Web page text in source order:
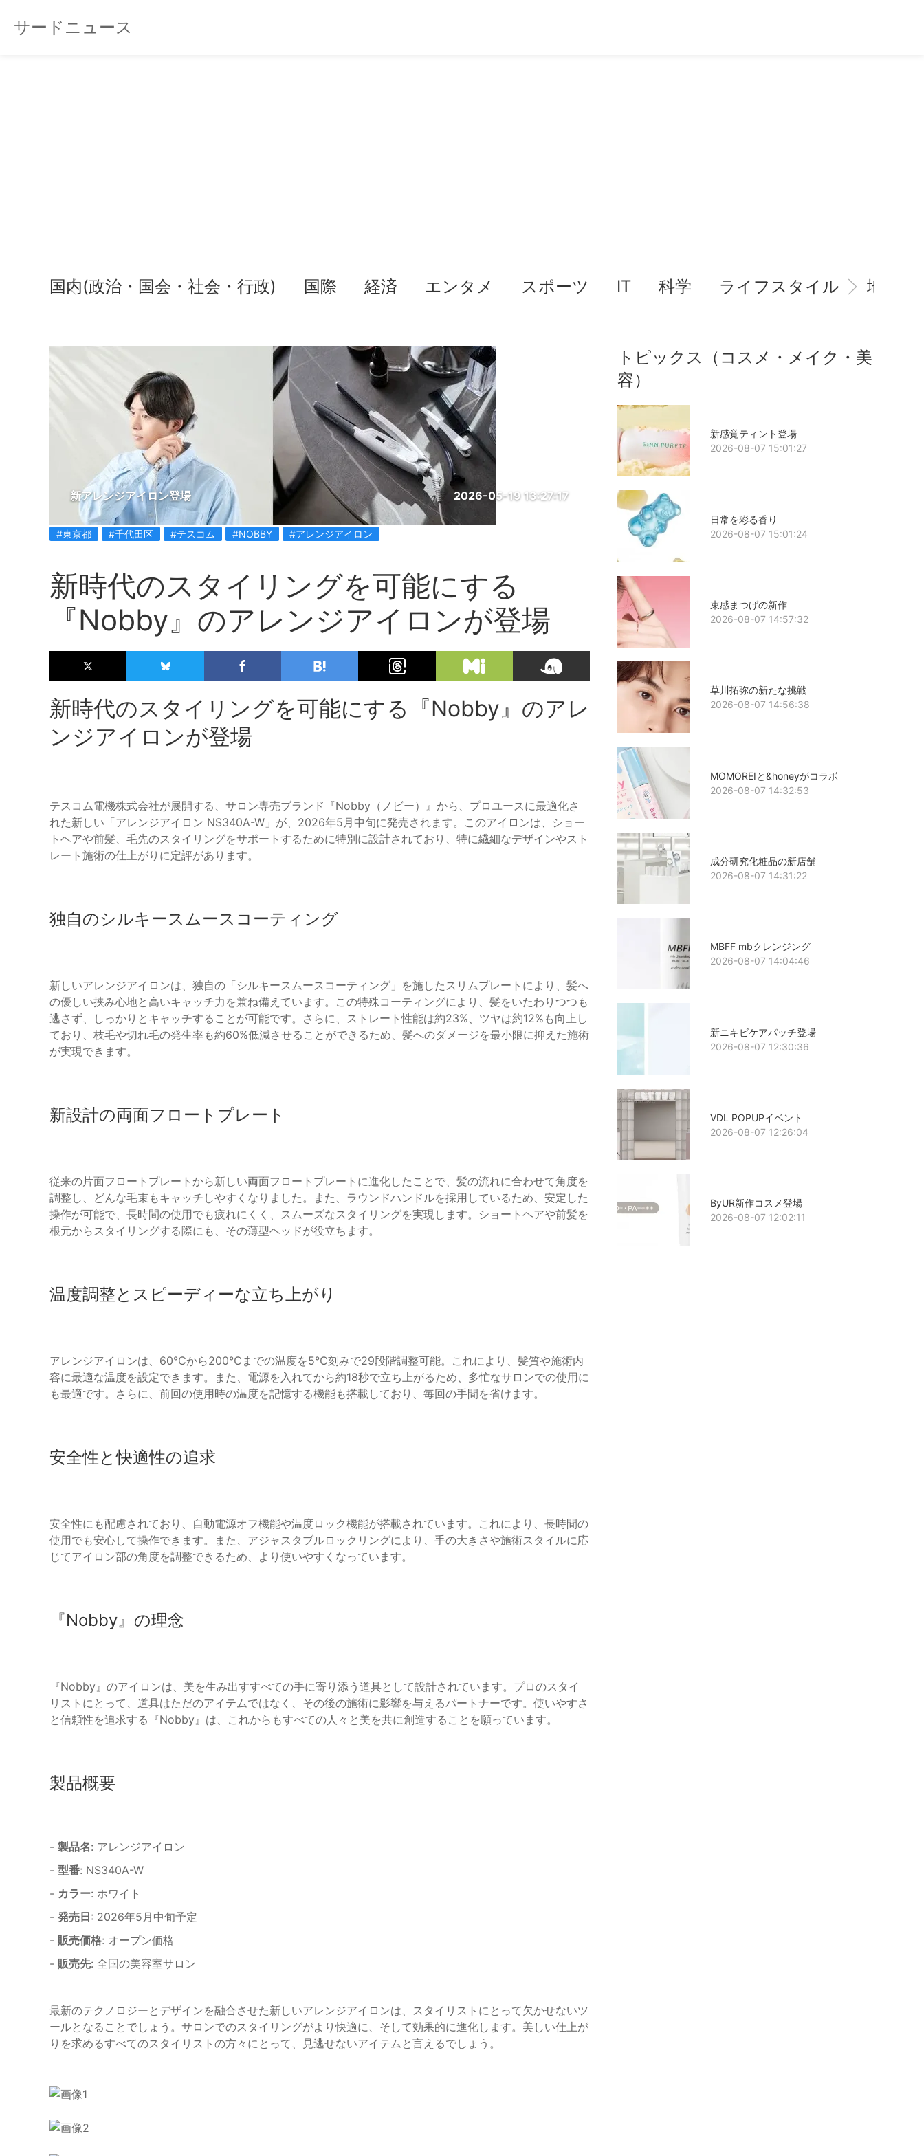
サードニュース
国内(政治・国会・社会・行政) 国際 経済 エンタメ スポーツ IT 科学 ライフスタイル 地域情
新アレンジアイロン登場 2026-05-19 13:27:17
#東京都 #千代田区 #テスコム #NOBBY #アレンジアイロン
新時代のスタイリングを可能にする
『Nobby』のアレンジアイロンが登場
新時代のスタイリングを可能にする『Nobby』のアレ
ンジアイロンが登場
テスコム電機株式会社が展開する、サロン専売ブランド『Nobby（ノビー）』から、プロユースに最適化さ
れた新しい「アレンジアイロン NS340A-W」が、2026年5月中旬に発売されます。このアイロンは、ショー
トヘアや前髪、毛先のスタイリングをサポートするために特別に設計されており、特に繊細なデザインやスト
レート施術の仕上がりに定評があります。
独自のシルキースムースコーティング
新しいアレンジアイロンは、独自の「シルキースムースコーティング」を施したスリムプレートにより、髪へ
の優しい挟み心地と高いキャッチ力を兼ね備えています。この特殊コーティングにより、髪をいたわりつつも
逃さず、しっかりとキャッチすることが可能です。さらに、ストレート性能は約23%、ツヤは約12%も向上し
ており、枝毛や切れ毛の発生率も約60%低減させることができるため、髪へのダメージを最小限に抑えた施術
が実現できます。
新設計の両面フロートプレート
従来の片面フロートプレートから新しい両面フロートプレートに進化したことで、髪の流れに合わせて角度を
調整し、どんな毛束もキャッチしやすくなりました。また、ラウンドハンドルを採用しているため、安定した
操作が可能で、長時間の使用でも疲れにくく、スムーズなスタイリングを実現します。ショートヘアや前髪を
根元からスタイリングする際にも、その薄型ヘッドが役立ちます。
温度調整とスピーディーな立ち上がり
アレンジアイロンは、60℃から200℃までの温度を5℃刻みで29段階調整可能。これにより、髪質や施術内
容に最適な温度を設定できます。また、電源を入れてから約18秒で立ち上がるため、多忙なサロンでの使用に
も最適です。さらに、前回の使用時の温度を記憶する機能も搭載しており、毎回の手間を省けます。
安全性と快適性の追求
安全性にも配慮されており、自動電源オフ機能や温度ロック機能が搭載されています。これにより、長時間の
使用でも安心して操作できます。また、アジャスタブルロックリングにより、手の大きさや施術スタイルに応
じてアイロン部の角度を調整できるため、より使いやすくなっています。
『Nobby』の理念
『Nobby』のアイロンは、美を生み出すすべての手に寄り添う道具として設計されています。プロのスタイ
リストにとって、道具はただのアイテムではなく、その後の施術に影響を与えるパートナーです。使いやすさ
と信頼性を追求する『Nobby』は、これからもすべての人々と美を共に創造することを願っています。
製品概要
- 製品名: アレンジアイロン
- 型番: NS340A-W
- カラー: ホワイト
- 発売日 : 2026年5月中旬予定
- 販売価格: オープン価格
- 販売先: 全国の美容室サロン
最新のテクノロジーとデザインを融合させた新しいアレンジアイロンは、スタイリストにとって欠かせないツ
ールとなることでしょう。サロンでのスタイリングがより快適に、そして効果的に進化します。美しい仕上が
りを求めるすべてのスタイリストの方々にとって、見逃せないアイテムと言えるでしょう。
トピックス（コスメ・メイク・美
容）
新感覚ティント登場
2026-08-07 15:01:27
日常を彩る香り
2026-08-07 15:01:24
束感まつげの新作
2026-08-07 14:57:32
草川拓弥の新たな挑戦
2026-08-07 14:56:38
MOMOREIと&honeyがコラボ
2026-08-07 14:32:53
成分研究化粧品の新店舗
2026-08-07 14:31:22
MBFF mbクレンジング
2026-08-07 14:04:46
新ニキビケアパッチ登場
2026-08-07 12:30:36
VDL POPUPイベント
2026-08-07 12:26:04
ByUR新作コスメ登場
2026-08-07 12:02:11